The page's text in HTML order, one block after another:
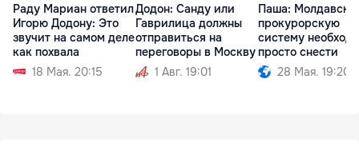
Раду Мариан ответил
Игорю Додону: Это
звучит на самом деле
как похвала
18 Мая. 20:15
Додон: Санду или
Гаврилица должны
отправиться на
переговоры в Москву
1 Авг. 19:01
Паша:
прокурорскую
систему
просто снести
28 Мая. 19:20